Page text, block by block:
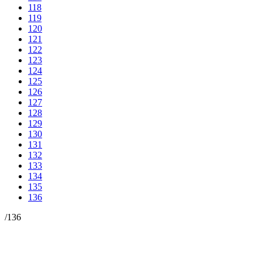
118
119
120
121
122
123
124
125
126
127
128
129
130
131
132
133
134
135
136
/136